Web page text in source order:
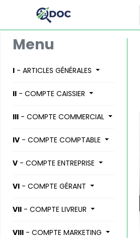
Menu
I - ARTICLES GÉNÉRALES
II - COMPTE CAISSIER
III - COMPTE COMMERCIAL
IV - COMPTE COMPTABLE
V - COMPTE ENTREPRISE
VI - COMPTE GÉRANT
VII - COMPTE LIVREUR
VIII - COMPTE MARKETING